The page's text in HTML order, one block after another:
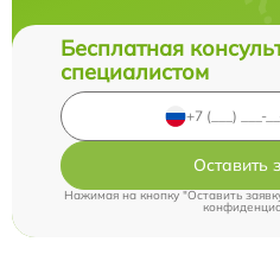
Бесплатная
специалистом
Оставить
Нажимая на кнопку "Оставить